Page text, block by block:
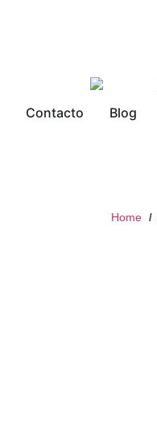
Contacto Blog
Home /